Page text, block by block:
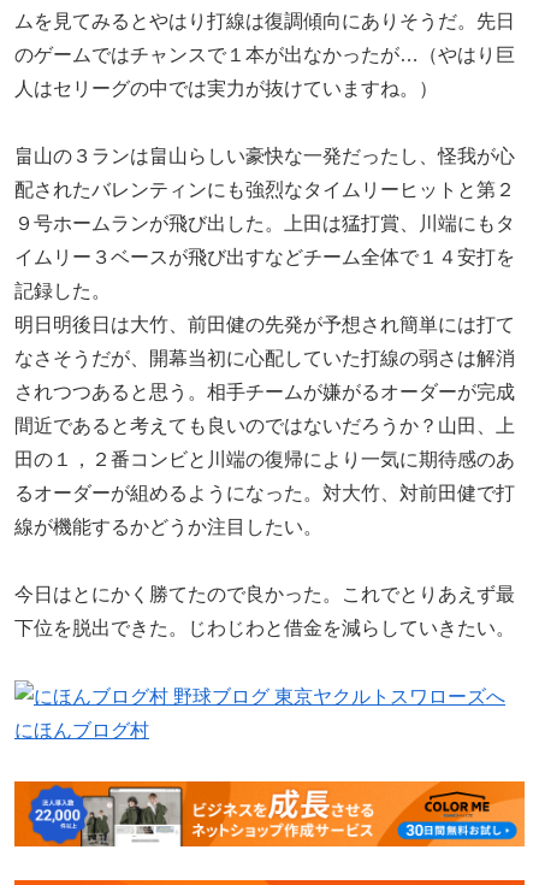
ムを見てみるとやはり打線は復調傾向にありそうだ。先日
のゲームではチャンスで１本が出なかったが…（やはり巨
人はセリーグの中では実力が抜けていますね。）
畠山の３ランは畠山らしい豪快な一発だったし、怪我が心
配されたバレンティンにも強烈なタイムリーヒットと第２
９号ホームランが飛び出した。上田は猛打賞、川端にもタ
イムリー３ベースが飛び出すなどチーム全体で１４安打を
記録した。
明日明後日は大竹、前田健の先発が予想され簡単には打て
なさそうだが、開幕当初に心配していた打線の弱さは解消
されつつあると思う。相手チームが嫌がるオーダーが完成
間近であると考えても良いのではないだろうか？山田、上
田の１，２番コンビと川端の復帰により一気に期待感のあ
るオーダーが組めるようになった。対大竹、対前田健で打
線が機能するかどうか注目したい。
今日はとにかく勝てたので良かった。これでとりあえず最
下位を脱出できた。じわじわと借金を減らしていきたい。
にほんブログ村